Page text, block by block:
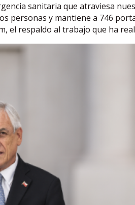
sanitaria que atraviesa
personas y mantiene a 746
el respaldo al trabajo que ha